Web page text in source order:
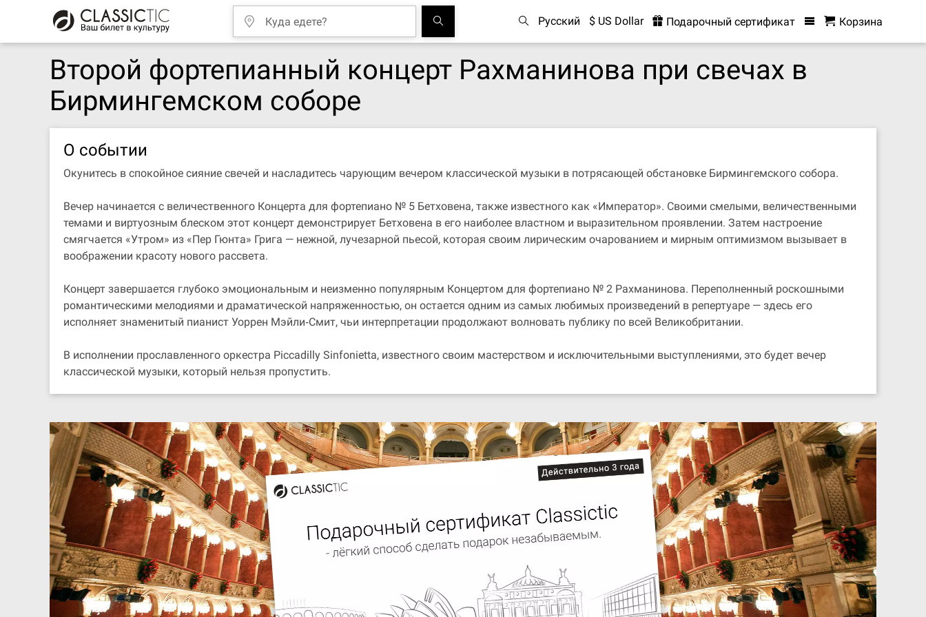
Русский $ US Dollar Подарочный сертификат Корзина
Второй фортепианный концерт Рахманинова при свечах в
Бирмингемском соборе
О событии
Окунитесь в спокойное сияние свечей и насладитесь чарующим вечером классической музыки в потрясающей обстановке Бирмингемского собора.
Вечер начинается с величественного Концерта для фортепиано № 5 Бетховена, также известного как «Император». Своими смелыми, величественными
темами и виртуозным блеском этот концерт демонстрирует Бетховена в его наиболее властном и выразительном проявлении. Затем настроение
смягчается «Утром» из «Пер Гюнта» Грига — нежной, лучезарной пьесой, которая своим лирическим очарованием и мирным оптимизмом вызывает в
воображении красоту нового рассвета.
Концерт завершается глубоко эмоциональным и неизменно популярным Концертом для фортепиано № 2 Рахманинова. Переполненный роскошными
романтическими мелодиями и драматической напряженностью, он остается одним из самых любимых произведений в репертуаре — здесь его
исполняет знаменитый пианист Уоррен Мэйли‐Смит, чьи интерпретации продолжают волновать публику по всей Великобритании.
В исполнении прославленного оркестра Piccadilly Sinfonietta, известного своим мастерством и исключительными выступлениями, это будет вечер
классической музыки, который нельзя пропустить.